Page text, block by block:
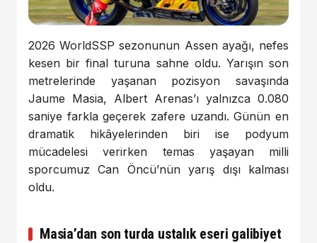
2026 WorldSSP sezonunun Assen ayağı, nefes
kesen bir final turuna sahne oldu. Yarışın son
metrelerinde yaşanan pozisyon savaşında
Jaume Masia, Albert Arenas’ı yalnızca 0.080
saniye farkla geçerek zafere uzandı. Günün en
dramatik hikâyelerinden biri ise podyum
mücadelesi verirken temas yaşayan milli
sporcumuz Can Öncü’nün yarış dışı kalması
oldu.
Masia’dan son turda ustalık eseri galibiyet